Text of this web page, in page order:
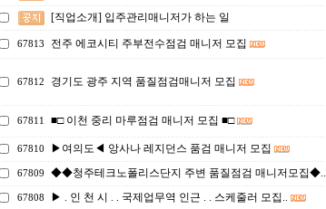
[직업소개] 입주관리매니저가 하는 일
67813 전주 에코시티 주부전수점검 매니저 모집
67812 경기도 광주 지역 품질점검매니저 모집
67811 ■□ 이천 중리 마루점검 매니저 모집 ■□
67810 ▶여의도◀ 앙사나 레지던스 품검 매니저 모집
67809 ◆◆청주테크노폴리스단지 주변 품질점검 매니저모집◆..
67808 ▶ . 인 천 시 . . 국제업무역 인근 . . 스케줄러 모집..